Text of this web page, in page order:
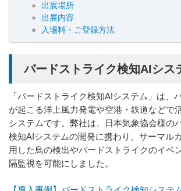
出展場所
出展内容
入場料・ご登録方法
バードストライク検知AIシス
「バードストライク検知AIシステム」は、
が起こる洋上風力発電や空港・鉄道などで
システムです。弊社は、日本気象協会様の
検知AIシステムの開発に携わり、サーマル
用した鳥の検出やバードストライクのイベ
隔監視を可能にしました。